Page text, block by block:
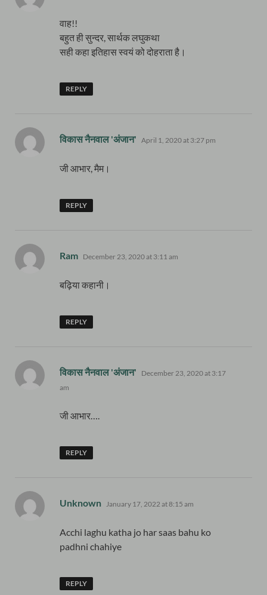
वाह!!
बहुत ही सुन्दर, सार्थक लघुकथा
सही कहा इतिहास स्वयं को दोहराता है।
REPLY
विकास नैनवाल 'अंजान' says:
April 1, 2020 at 3:27 pm
जी आभार, मैम।
REPLY
Ram says:
December 23, 2020 at 3:11 am
बढ़िया कहानी।
REPLY
विकास नैनवाल 'अंजान' says:
December 23, 2020 at 3:17
am
जी आभार….
REPLY
Unknown says:
January 17, 2022 at 8:15 am
Acchi laghu katha jo har saas bahu ko
padhni chahiye
REPLY